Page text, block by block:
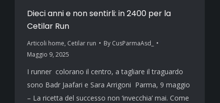
Dieci anni e non sentirli: in 2400 per la
Cetilar Run
Articoli home, Cetilar run By CusParmaAsd_
Maggio 9, 2025
I runner colorano il centro, a tagliare il traguardo
sono Badr Jaafari e Sara Arrigoni Parma, 9 maggio
– La ricetta del successo non ‘invecchia’ mai. Come